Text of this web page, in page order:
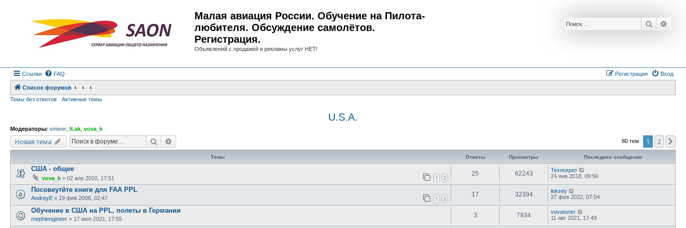
Малая авиация России. Обучение на Пилота-
любителя. Обсуждение самолётов.
Регистрация.
Объявлений с продажей и рекламы услуг НЕТ!
Поиск
Ссылки FAQ Вход
Регистрация
Список форумов
Темы без ответов
Активные темы
U.S.A.
Модераторы: smixer lt.ak vova_k
Новая тема Поиск 80 тем 1 2
Темы Ответы Просмотры Последнее сообщение
США - общее
vova_k » 02 апр 2010, 17:51 1 2
25 62243
Технократ
24 янв 2018, 09:56
Посовеутйте книги для FAA PPL
AndreyE » 19 фев 2008, 02:47 1 2
17 32394
leksey
27 фев 2022, 07:04
Обучение в США на PPL, полеты в Германии
mephiengineer » 17 июл 2021, 17:55
3 7934
vovatuner
11 авг 2021, 17:49